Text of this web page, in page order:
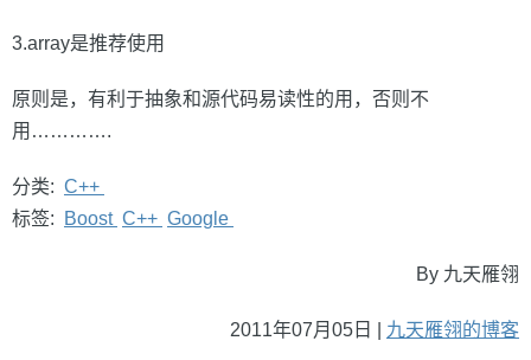
3.array是推荐使用
原则是，有利于抽象和源代码易读性的用，否则不
用………….
分类: C++
标签:
Boost C++ Google
By 九天雁翎
2011年07月05日 | 九天雁翎的博客